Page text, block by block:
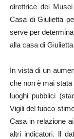
direttrice dei
Casa di Giulietta
serve per
alla casa di Giulietta.
In vista di un
che non è mai
luoghi pubblici
Vigili del fuoco
Casa in relazione
altri indicatori. Il